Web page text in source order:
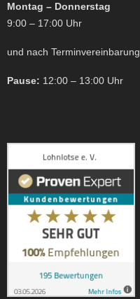
Montag – Donnerstag
9:00 – 17:00 Uhr
und nach Terminvereinbarung
Pause: 12:00 – 13:00 Uhr